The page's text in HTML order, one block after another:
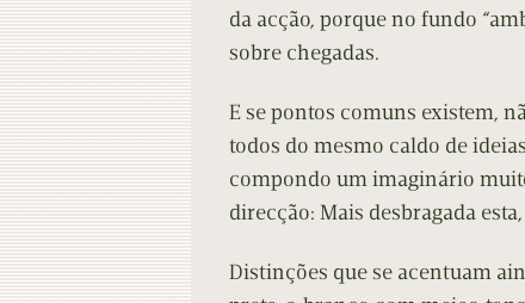
da acção, porque no fundo
sobre chegadas.
E se pontos comuns existem,
todos do mesmo caldo de
compondo um imaginário
direcção: Mais desbragada
Distinções que se acentuam